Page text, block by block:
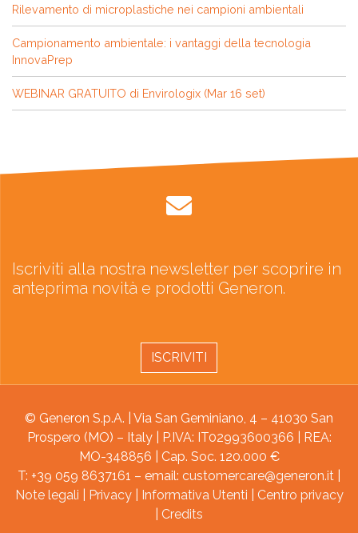
Rilevamento di microplastiche nei campioni ambientali
Campionamento ambientale: i vantaggi della tecnologia
InnovaPrep
WEBINAR GRATUITO di Envirologix (Mar 16 set)
Iscriviti alla nostra newsletter per scoprire in
anteprima novità e prodotti Generon.
ISCRIVITI
© Generon S.p.A. | Via San Geminiano, 4 – 41030 San
Prospero (MO) – Italy | P.IVA: IT02993600366 | REA:
MO-348856 | Cap. Soc. 120.000 €
T: +39 059 8637161 – email: customercare@generon.it
Note legali
Privacy| Informativa Utenti
Centro privacy
Credits